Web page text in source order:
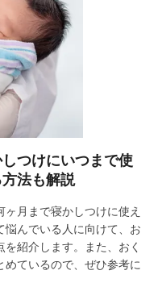
しつけにいつまで使
法も解説
ヶ月まで寝かしつけに使え
悩んでいる人に向けて、お
紹介します。また、おく
めているので、ぜひ参考に